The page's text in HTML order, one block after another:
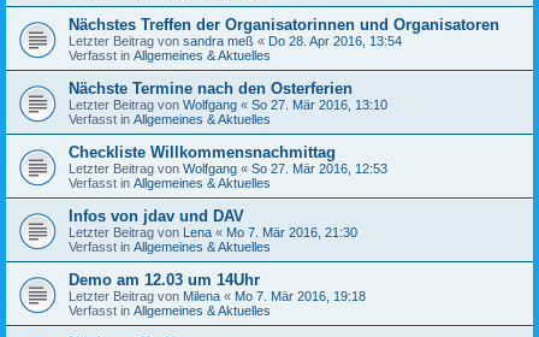
Nächstes Treffen der Organisatorinnen und Organisatoren
Letzter Beitrag von sandra meß « Do 28. Apr 2016, 13:54
Verfasst in Allgemeines & Aktuelles
Nächste Termine nach den Osterferien
Letzter Beitrag von Wolfgang « So 27. Mär 2016, 13:10
Verfasst in Allgemeines & Aktuelles
Checkliste Willkommensnachmittag
Letzter Beitrag von Wolfgang « So 27. Mär 2016, 12:53
Verfasst in Allgemeines & Aktuelles
Infos von jdav und DAV
Letzter Beitrag von Lena « Mo 7. Mär 2016, 21:30
Verfasst in Allgemeines & Aktuelles
Demo am 12.03 um 14Uhr
Letzter Beitrag von Milena « Mo 7. Mär 2016, 19:18
Verfasst in Allgemeines & Aktuelles